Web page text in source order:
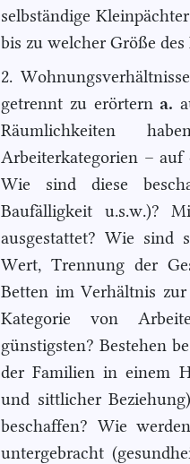
selbständige
bis zu welcher Größe
2.
getrennt zu erörtern a.
Räumlichkeiten
Arbeiterkategorien –
Wie sind diese
Baufälligkeit u.s.w.)?
ausgestattet? Wie sind
Wert, Trennung der
Betten im Verhältnis
Kategorie von
günstigsten? Bestehen
der Familien in einem
und sittlicher
beschaffen? Wie
untergebracht